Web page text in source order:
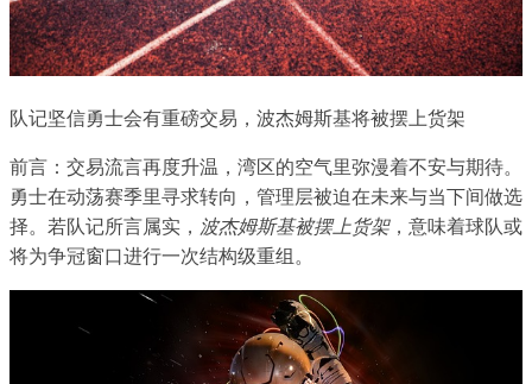
队记坚信勇士会有重磅交易，波杰姆斯基将被摆上货架
前言：交易流言再度升温，湾区的空气里弥漫着不安与期待。
勇士在动荡赛季里寻求转向，管理层被迫在未来与当下间做选
择。若队记所言属实， 波杰姆斯基被摆上货架，意味着球队或
将为争冠窗口进行一次结构级重组。